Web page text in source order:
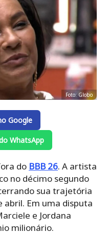
Foto: Globo
Google
WhatsApp
do BBB 26. A artista
no décimo segundo
sua trajetória
abril. Em uma disputa
e Jordana
milionário.